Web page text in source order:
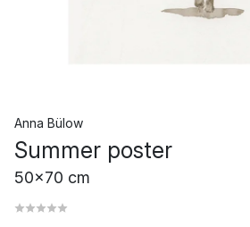
Anna Bülow
Summer poster
50x70 cm